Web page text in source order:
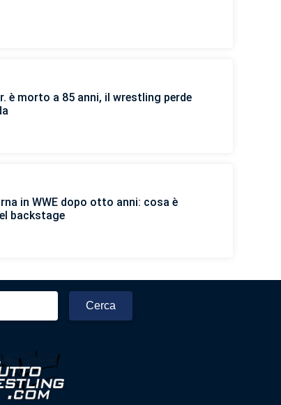
è morto a 85 anni, il wrestling perde
in WWE dopo otto anni: cosa è
backstage